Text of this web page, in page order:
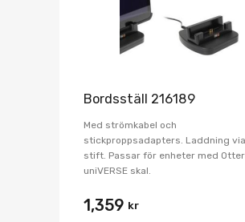
Bordsställ 216189
Med strömkabel och
stickproppsadapters. Laddning
stift. Passar för enheter med
uniVERSE skal.
1,359 kr